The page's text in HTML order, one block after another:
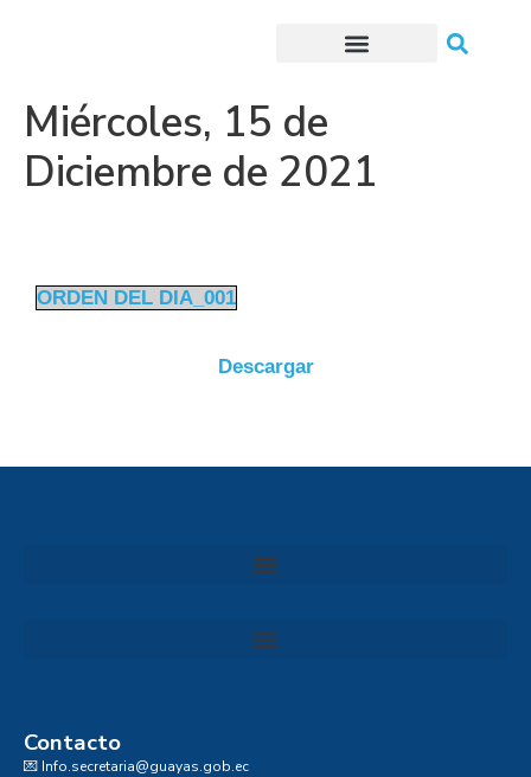
Miércoles, 15 de
Diciembre de 2021
ORDEN DEL DIA_001
Descargar
Contacto
💌 Info.secretaria@guayas.gob.ec